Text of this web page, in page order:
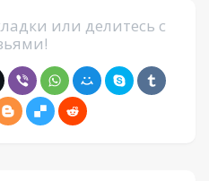
или делитесь с